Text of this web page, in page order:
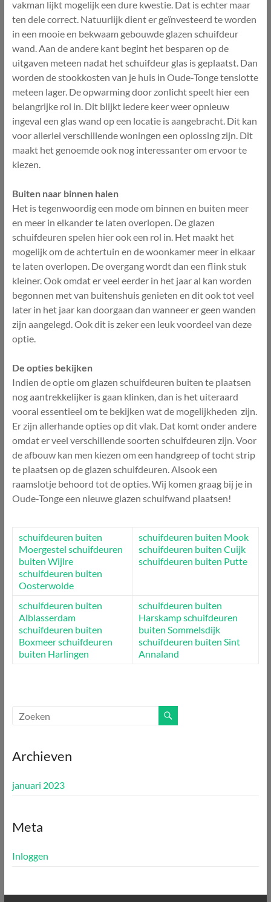
vakman lijkt mogelijk een dure kwestie. Dat is echter maar
ten dele correct. Natuurlijk dient er geïnvesteerd te worden
in een mooie en bekwaam gebouwde glazen schuifdeur
wand. Aan de andere kant begint het besparen op de
uitgaven meteen nadat het schuifdeur glas is geplaatst. Dan
worden de stookkosten van je huis in Oude-Tonge tenslotte
meteen lager. De opwarming door zonlicht speelt hier een
belangrijke rol in. Dit blijkt iedere keer weer opnieuw
ingeval een glas wand op een locatie is aangebracht. Dit kan
voor allerlei verschillende woningen een oplossing zijn. Dit
maakt het genoemde ook nog interessanter om ervoor te
kiezen.
Buiten naar binnen halen
Het is tegenwoordig een mode om binnen en buiten meer
en meer in elkander te laten overlopen. De glazen
schuifdeuren spelen hier ook een rol in. Het maakt het
mogelijk om de achtertuin en de woonkamer meer in elkaar
te laten overlopen. De overgang wordt dan een flink stuk
kleiner. Ook omdat er veel eerder in het jaar al kan worden
begonnen met van buitenshuis genieten en dit ook tot veel
later in het jaar kan doorgaan dan wanneer er geen wanden
zijn aangelegd. Ook dit is zeker een leuk voordeel van deze
optie.
De opties bekijken
Indien de optie om glazen schuifdeuren buiten te plaatsen
nog aantrekkelijker is gaan klinken, dan is het uiteraard
vooral essentieel om te bekijken wat de mogelijkheden zijn.
Er zijn allerhande opties op dit vlak. Dat komt onder andere
omdat er veel verschillende soorten schuifdeuren zijn. Voor
de afbouw kan men kiezen om een handgreep of tocht strip
te plaatsen op de glazen schuifdeuren. Alsook een
raamslotje behoord tot de opties. Wij komen graag bij je in
Oude-Tonge een nieuwe glazen schuifwand plaatsen!
schuifdeuren buiten
Moergestel schuifdeuren
buiten Wijlre
schuifdeuren buiten
Oosterwolde
schuifdeuren buiten Mook
schuifdeuren buiten Cuijk
schuifdeuren buiten Putte
schuifdeuren buiten
Alblasserdam
schuifdeuren buiten
Boxmeerschuifdeuren
buiten Harlingen
schuifdeuren buiten
Harskampschuifdeuren
buiten Sommelsdijk
schuifdeuren buiten Sint
Annaland
Archieven
januari 2023
Meta
Inloggen